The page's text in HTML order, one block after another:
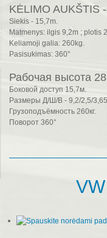
KĖLIMO AUKŠTIS
Siekis - 15,7m.
Matmenys: ilgis 9,2m ; plotis
Keliamoji galia: 260kg.
Pasisukimas: 360°
Рабочая высота
Боковой доступ 15,7м.
Размеры Д/Ш/В - 9,2/2,5/
Грузоподъёмность 260кг.
Поворот 360°